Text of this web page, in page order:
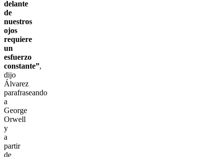
delante
de
nuestros
ojos
requiere
un
esfuerzo
constante”,
dijo
Álvarez
parafraseando
a
George
Orwell
y
a
partir
de